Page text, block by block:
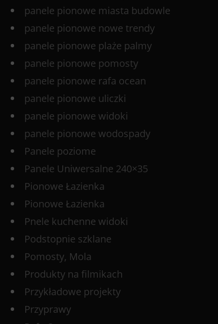
panele pionowe miasta budowle
panele pionowe nowe trendy
panele pionowe plaże palmy
panele pionowe pomosty
panele pionowe rafa ocean
panele pionowe uliczki
panele pionowe widoki
panele pionowe wodospady
Panele poziome
Panele Uniwersalne 240×35
Pionowe Łazienka
Pionowe Łazienka
Pnele kuchenne widoki
Podstopnie szklane
Pomosty, Mola
Produkty na filmikach
Przykładowe projekty
Przyprawy